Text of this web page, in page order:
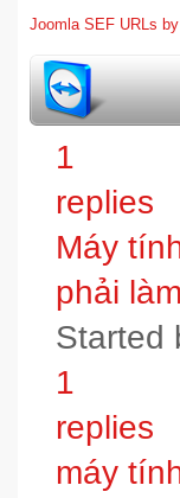
Joomla SEF URLs
hỏi
1
replies
Máy
phải
Started
1
replies
máy